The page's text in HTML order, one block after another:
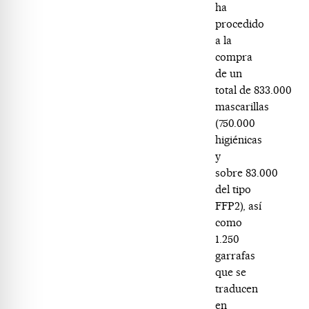
ha
procedido
a la
compra
de un
total de 833.000
mascarillas
(750.000
higiénicas
y
sobre 83.000
del tipo
FFP2), así
como
1.250
garrafas
que se
traducen
en